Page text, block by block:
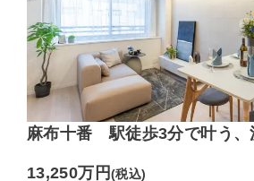
麻布十番 駅徒歩3分で叶う、
13,250万円(税込)